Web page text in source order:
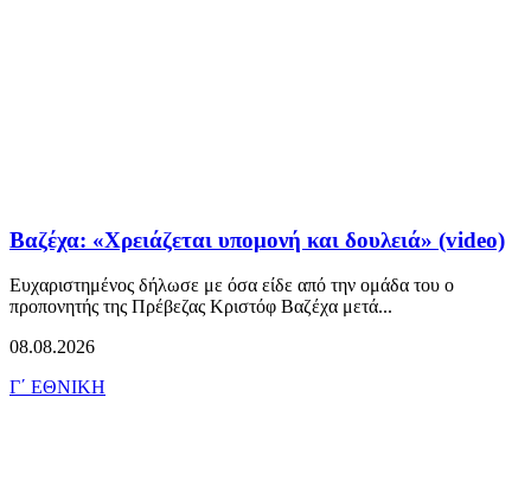
Βαζέχα: «Χρειάζεται υπομονή και δουλειά» (video)
Ευχαριστημένος δήλωσε με όσα είδε από την ομάδα του ο
προπονητής της Πρέβεζας Κριστόφ Βαζέχα μετά...
08.08.2026
Γ΄ ΕΘΝΙΚΗ